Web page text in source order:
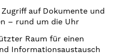
auf Dokumente und
– rund um die Uhr
Raum für einen
Informationsaustausch